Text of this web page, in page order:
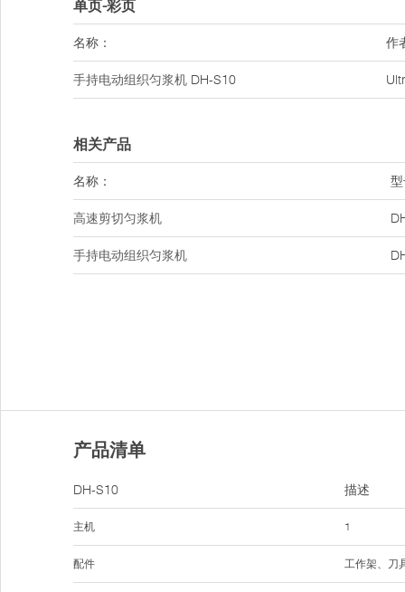
单页-彩页
名称： 作
手持电动组织匀浆机 DH-S10
相关产品
名称：
高速剪切匀浆机
手持电动组织匀浆机
产品清单
DH-S10
主机
配件
描述
1
工作架、刀